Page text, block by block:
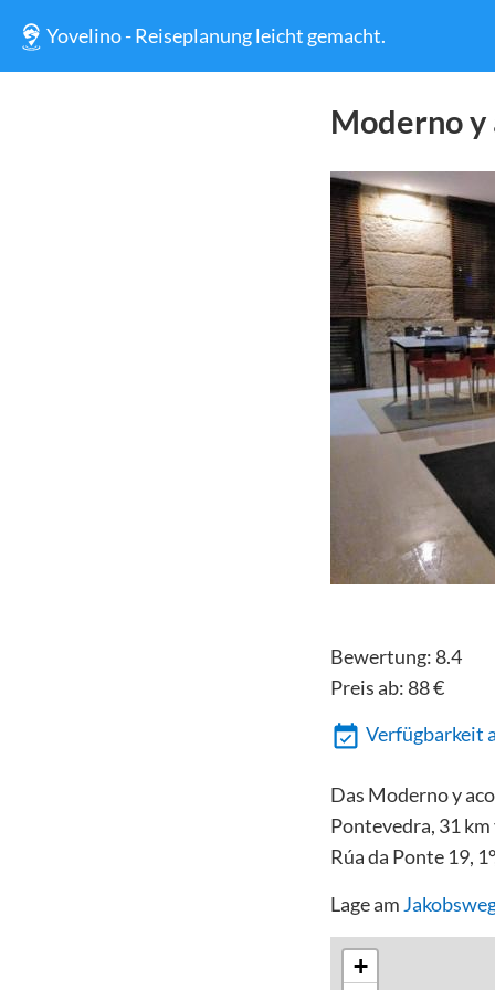
Yovelino - Reiseplanung leicht gemacht.
Moderno y
Bewertung: 8.4
Preis ab: 88€
Verfügbarkeit
Das Moderno y
Pontevedra, 31
Rúa da Ponte 19,
Lage am
+